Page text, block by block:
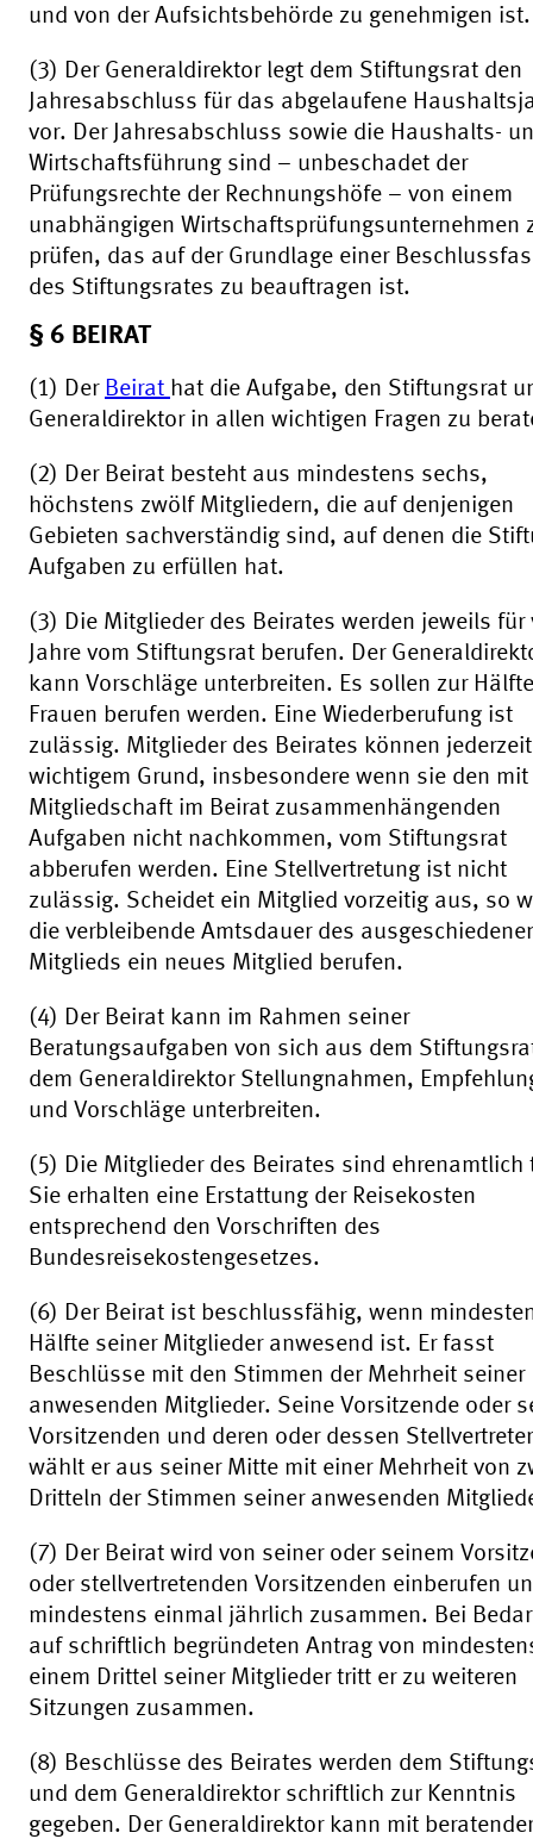
und von der Aufsichtsbehörde zu genehmigen ist.
(3) Der Generaldirektor legt dem Stiftungsrat den
Jahresabschluss für das abgelaufene
vor. Der Jahresabschluss sowie die Haushalts-
Wirtschaftsführung sind – unbeschadet der
Prüfungsrechte der Rechnungshöfe – von einem
unabhängigen Wirtschaftsprüfungsunternehmen
prüfen, das auf der Grundlage einer
des Stiftungsrates zu beauftragen ist.
§ 6 BEIRAT
(1) Der Beirat hat die Aufgabe, den Stiftungsrat
Generaldirektor in allen wichtigen Fragen zu
(2) Der Beirat besteht aus mindestens sechs,
höchstens zwölf Mitgliedern, die auf denjenigen
Gebieten sachverständig sind, auf denen die
Aufgaben zu erfüllen hat.
(3) Die Mitglieder des Beirates werden jeweils für
Jahre vom Stiftungsrat berufen. Der
kann Vorschläge unterbreiten. Es sollen zur Hälfte
Frauen berufen werden. Eine Wiederberufung ist
zulässig. Mitglieder des Beirates können
wichtigem Grund, insbesondere wenn sie den mit
Mitgliedschaft im Beirat zusammenhängenden
Aufgaben nicht nachkommen, vom Stiftungsrat
abberufen werden. Eine Stellvertretung ist nicht
zulässig. Scheidet ein Mitglied vorzeitig aus, so
die verbleibende Amtsdauer des
Mitglieds ein neues Mitglied berufen.
(4) Der Beirat kann im Rahmen seiner
Beratungsaufgaben von sich aus dem
dem Generaldirektor Stellungnahmen,
und Vorschläge unterbreiten.
(5) Die Mitglieder des Beirates sind ehrenamtlich
Sie erhalten eine Erstattung der Reisekosten
entsprechend den Vorschriften des
Bundesreisekostengesetzes.
(6) Der Beirat ist beschlussfähig, wenn
Hälfte seiner Mitglieder anwesend ist. Er fasst
Beschlüsse mit den Stimmen der Mehrheit seiner
anwesenden Mitglieder. Seine Vorsitzende oder
Vorsitzenden und deren oder dessen
wählt er aus seiner Mitte mit einer Mehrheit von
Dritteln der Stimmen seiner anwesenden
(7) Der Beirat wird von seiner oder seinem
oder stellvertretenden Vorsitzenden einberufen
mindestens einmal jährlich zusammen. Bei
auf schriftlich begründeten Antrag von
einem Drittel seiner Mitglieder tritt er zu weiteren
Sitzungen zusammen.
(8) Beschlüsse des Beirates werden dem
und dem Generaldirektor schriftlich zur Kenntnis
gegeben. Der Generaldirektor kann mit beratender